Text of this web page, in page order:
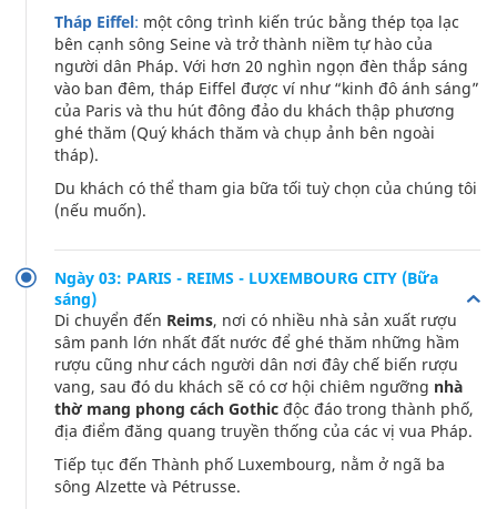
Tháp Eiffel: một công trình kiến trúc bằng thép tọa lạc
bên cạnh sông Seine và trở thành niềm tự hào của
người dân Pháp. Với hơn 20 nghìn ngọn đèn thắp sáng
vào ban đêm, tháp Eiffel được ví như “kinh đô ánh sáng”
của Paris và thu hút đông đảo du khách thập phương
ghé thăm (Quý khách thăm và chụp ảnh bên ngoài
tháp).
Du khách có thể tham gia bữa tối tuỳ chọn của chúng tôi
(nếu muốn).
Ngày 03: PARIS - REIMS - LUXEMBOURG CITY (Bữa
sáng)
Di chuyển đến Reims, nơi có nhiều nhà sản xuất rượu
sâm panh lớn nhất đất nước để ghé thăm những hầm
rượu cũng như cách người dân nơi đây chế biến rượu
vang, sau đó du khách sẽ có cơ hội chiêm ngưỡng nhà
thờ mang phong cách Gothic độc đáo trong thành phố,
địa điểm đăng quang truyền thống của các vị vua Pháp.
Tiếp tục đến Thành phố Luxembourg, nằm ở ngã ba
sông Alzette và Pétrusse.